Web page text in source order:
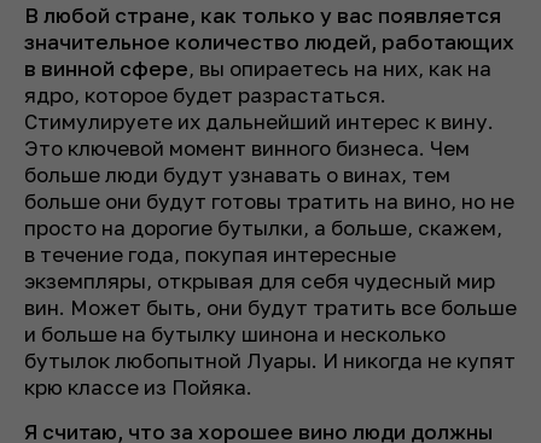
В любой стране, как только у вас появляется
значительное количество людей, работающих
в винной сфере, вы опираетесь на них, как на
ядро, которое будет разрастаться.
Стимулируете их дальнейший интерес к вину.
Это ключевой момент винного бизнеса. Чем
больше люди будут узнавать о винах, тем
больше они будут готовы тратить на вино, но не
просто на дорогие бутылки, а больше, скажем,
в течение года, покупая интересные
экземпляры, открывая для себя чудесный мир
вин. Может быть, они будут тратить все больше
и больше на бутылку шинона и несколько
бутылок любопытной Луары. И никогда не купят
крю классе из Пойяка.
Я считаю, что за хорошее вино люди должны